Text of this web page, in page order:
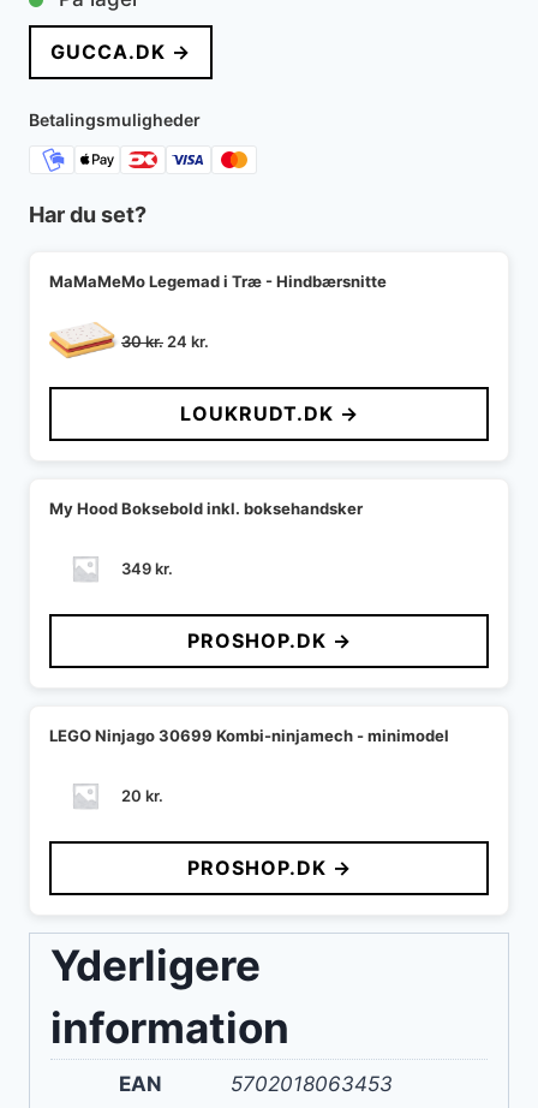
GUCCA.DK →
Betalingsmuligheder
Har du set?
MaMaMeMo Legemad i Træ - Hindbærsnitte
30kr. Den
pris
var:
30 kr..
24 kr.
pris
er:
24 kr..
LOUKRUDT.DK →
My Hood Boksebold inkl. boksehandsker
349kr.
PROSHOP.DK →
LEGO Ninjago 30699 Kombi-ninjamech - minimodel
20 kr.
PROSHOP.DK →
Yderligere
information
EAN 5702018063453